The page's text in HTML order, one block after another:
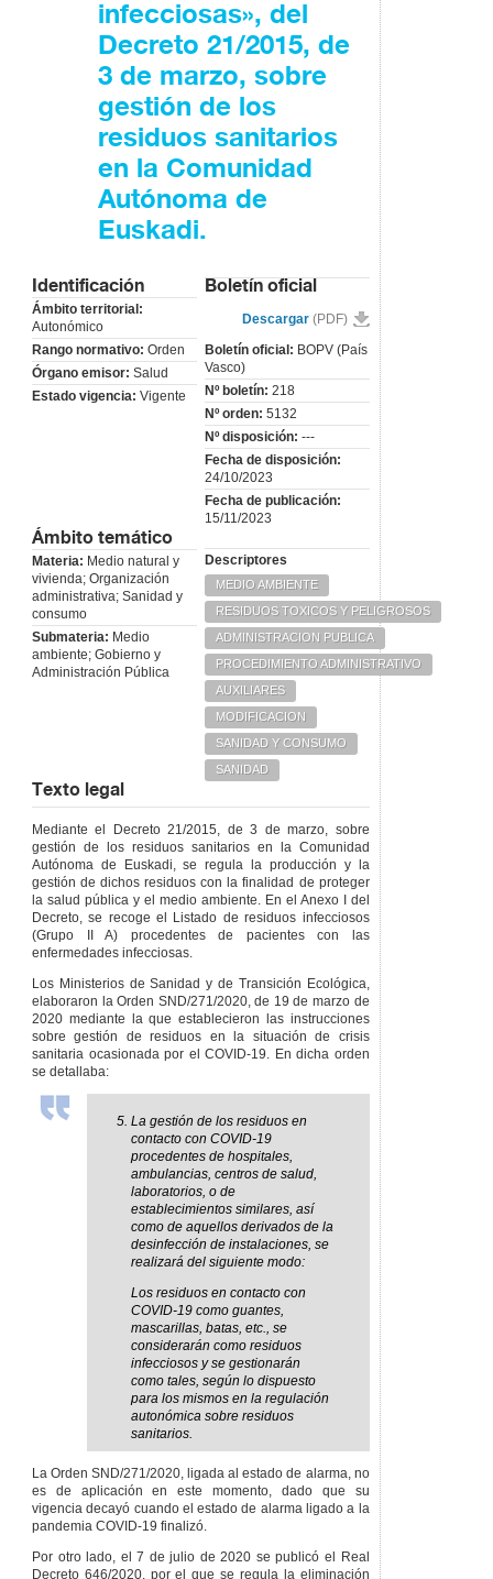
infecciosas», del
Decreto 21/2015, de
3 de marzo, sobre
gestión de los
residuos sanitarios
en la Comunidad
Autónoma de
Euskadi.
Identificación
Ámbito territorial:
Autonómico
Rango normativo: Orden
Órgano emisor: Salud
Estado vigencia: Vigente
Boletín oficial
Descargar (PDF)
Boletín oficial: BOPV (País
Vasco)
Nº boletín: 218
Nº orden: 5132
Nº disposición: ---
Fecha de disposición:
24/10/2023
Fecha de publicación:
15/11/2023
Ámbito temático
Materia: Medio natural y
vivienda; Organización
administrativa; Sanidad y
consumo
Submateria: Medio
ambiente; Gobierno y
Administración Pública
Descriptores
MEDIO AMBIENTE
RESIDUOS TOXICOS Y PELIGROSOS
ADMINISTRACION PUBLICA
PROCEDIMIENTO ADMINISTRATIVO
AUXILIARES
MODIFICACION
SANIDAD Y CONSUMO
SANIDAD
Texto legal
Mediante el Decreto 21/2015, de 3 de marzo, sobre
gestión de los residuos sanitarios en la Comunidad
Autónoma de Euskadi, se regula la producción y la
gestión de dichos residuos con la finalidad de proteger
la salud pública y el medio ambiente. En el Anexo I del
Decreto, se recoge el Listado de residuos infecciosos
(Grupo II A) procedentes de pacientes con las
enfermedades infecciosas.
Los Ministerios de Sanidad y de Transición Ecológica,
elaboraron la Orden SND/271/2020, de 19 de marzo de
2020 mediante la que establecieron las instrucciones
sobre gestión de residuos en la situación de crisis
sanitaria ocasionada por el COVID-19. En dicha orden
se detallaba:
La gestión de los residuos en
contacto con COVID-19
procedentes de hospitales,
ambulancias, centros de salud,
laboratorios, o de
establecimientos similares, así
como de aquellos derivados de la
desinfección de instalaciones, se
realizará del siguiente modo:
Los residuos en contacto con
COVID-19 como guantes,
mascarillas, batas, etc., se
considerarán como residuos
infecciosos y se gestionarán
como tales, según lo dispuesto
para los mismos en la regulación
autonómica sobre residuos
sanitarios.
La Orden SND/271/2020, ligada al estado de alarma, no
es de aplicación en este momento, dado que su
vigencia decayó cuando el estado de alarma ligado a la
pandemia COVID-19 finalizó.
Por otro lado, el 7 de julio de 2020 se publicó el Real
Decreto 646/2020, por el que se regula la eliminación